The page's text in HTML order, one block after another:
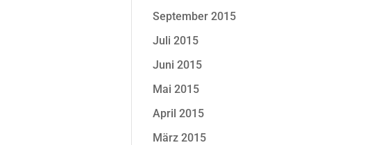
September 2015
Juli 2015
Juni 2015
Mai 2015
April 2015
März 2015